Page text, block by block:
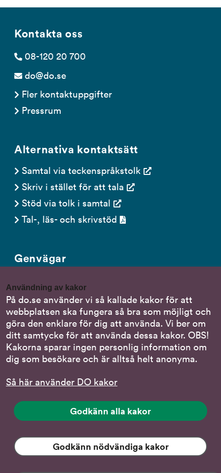
Användning av kakor
På do.se använder vi så kallade kakor för att
webbplatsen ska fungera så bra som möjligt och
göra den enklare för dig att använda. Vi ber om
ditt samtycke för att använda dessa kakor. OBS!
Kakorna sparar ingen personlig information om
dig som besökare och är alltså helt anonyma.
Så här använder DO kakor
Godkänn alla kakor
Godkänn nödvändiga kakor
Kontakta oss
08-120 20 700
do@do.se
Fler kontaktuppgifter
Pressrum
Alternativa kontaktsätt
Samtal via teckenspråkstolk
Skriv i stället för att tala
Stöd via tolk i samtal
Tal-, läs- och skrivstöd
Genvägar
Nationella minoritetsspråk
Om DO:s webbplats
Behandling av personuppgifter
Följ oss
DO på LinkedIn
på
LinkedIn,
till
annan
DO på Instagram
(DO
Instagram,
länk
till
(DO
på
Facebook,
DO på YouTube
(DO:s